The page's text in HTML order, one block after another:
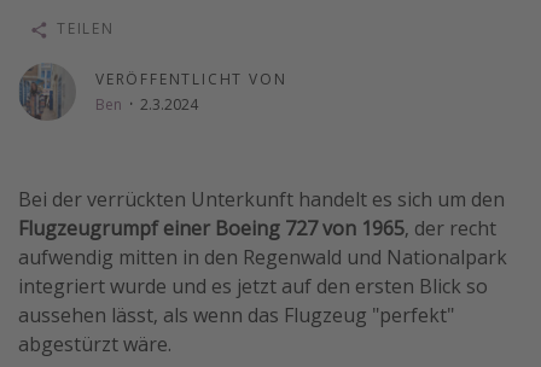
Singlereisen
Strandurlaub
Gruppenreisen
Hotels in Amsterdam
Hotels am Achensee
Weitere Themen
Reise Journal
VERÖFFENTLICHT VON
Ben · 2.3.2024
TEILEN
Bei der verrückten Unterkunft handelt es sich um den
Flugzeugrumpf einer Boeing 727 von 1965, der recht
aufwendig mitten in den Regenwald und Nationalpark
integriert wurde und es jetzt auf den ersten Blick so
aussehen lässt, als wenn das Flugzeug "perfekt"
abgestürzt wäre.